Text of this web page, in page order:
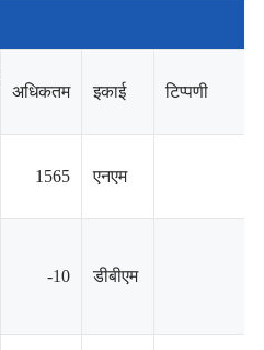
अधिकतम इकाई टिप्पणी
1565 एनएम
-10 डीबीएम